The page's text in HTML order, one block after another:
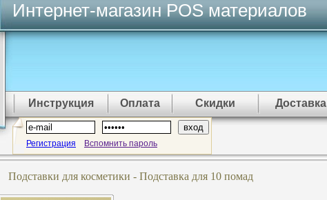
Интернет-магазин POS материалов
Инструкция Оплата Скидки Доставка
Регистрация Вспомнить пароль
Подставки для косметики - Подставка для 10 помад